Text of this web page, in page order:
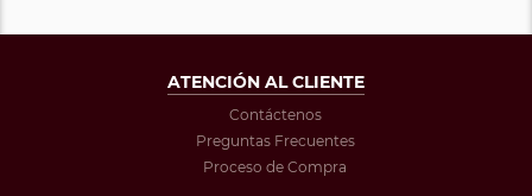
ATENCIÓN AL CLIENTE
Contáctenos
Preguntas Frecuentes
Proceso de Compra